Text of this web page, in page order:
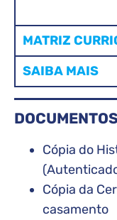
MATRIZ
SAIBA MAIS
Cópia do
Cópia da
casamento